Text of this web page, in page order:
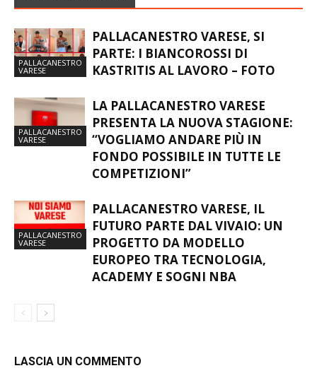
PALLACANESTRO
VARESE
PALLACANESTRO VARESE, SI
PARTE: I BIANCOROSSI DI
KASTRITIS AL LAVORO – FOTO
PALLACANESTRO
VARESE
LA PALLACANESTRO VARESE
PRESENTA LA NUOVA STAGIONE:
“VOGLIAMO ANDARE PIÙ IN
FONDO POSSIBILE IN TUTTE LE
COMPETIZIONI”
PALLACANESTRO
VARESE
PALLACANESTRO VARESE, IL
FUTURO PARTE DAL VIVAIO: UN
PROGETTO DA MODELLO
EUROPEO TRA TECNOLOGIA,
ACADEMY E SOGNI NBA
LASCIA UN COMMENTO